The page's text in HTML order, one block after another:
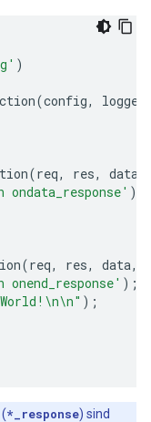
)
(config, logger
(req, res, data
);
(req, res, data,
);
\n\n" );
*_response) sind